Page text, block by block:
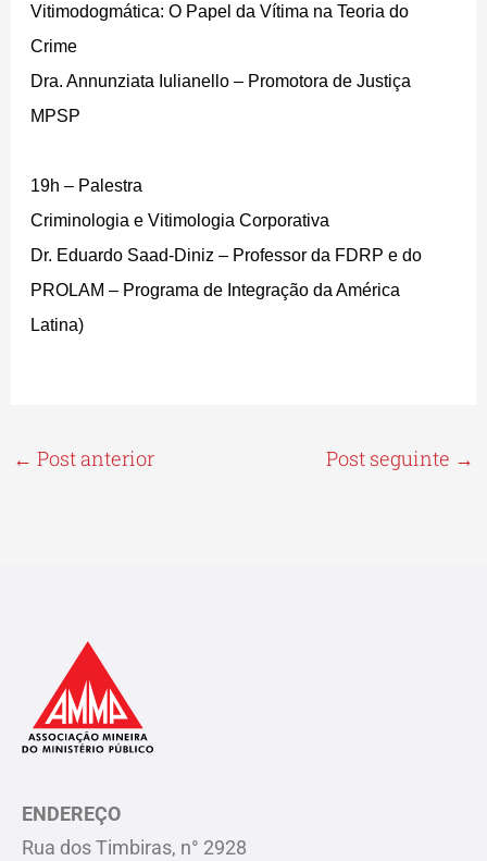
Vitimodogmática: O Papel da Vítima na Teoria do
Crime
Dra. Annunziata Iulianello – Promotora de Justiça
MPSP
19h – Palestra
Criminologia e Vitimologia Corporativa
Dr. Eduardo Saad-Diniz – Professor da FDRP e do
PROLAM – Programa de Integração da América
Latina)
← Post anterior Post seguinte →
ENDEREÇO
Rua dos Timbiras, n° 2928